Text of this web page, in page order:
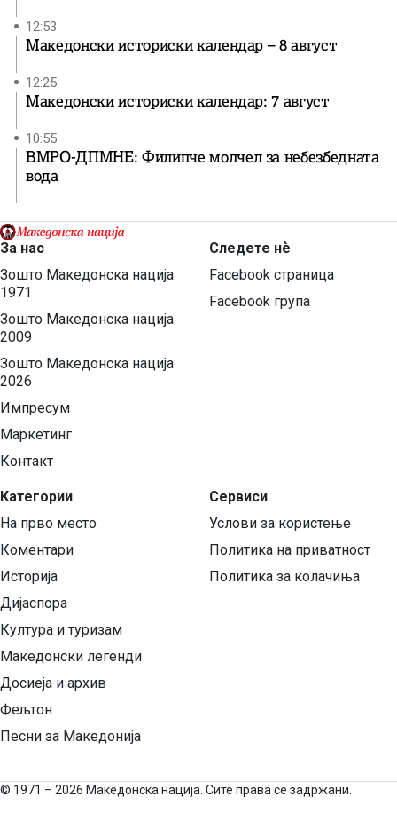
12:53
Македонски историски календар – 8 август
12:25
Македонски историски календар: 7 август
10:55
ВМРО-ДПМНЕ: Филипче молчел за небезбедната
вода
За нас
Зошто Македонска нација
1971
Зошто Македонска нација
2009
Зошто Македонска нација
2026
Импресум
Маркетинг
Контакт
Категории
На прво место
Коментари
Историја
Дијаспора
Култура и туризам
Македонски легенди
Досиеја и архив
Фељтон
Песни за Македонија
Следете нѐ
Facebook страница
Facebook група
Сервиси
Услови за користење
Политика на приватност
Политика за колачиња
© 1971 – 2026 Македонска нација. Сите права се задржани.